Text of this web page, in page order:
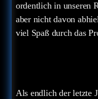
ordentlich in unseren
aber nicht davon
viel Spaß durch das
Als endlich der letzte